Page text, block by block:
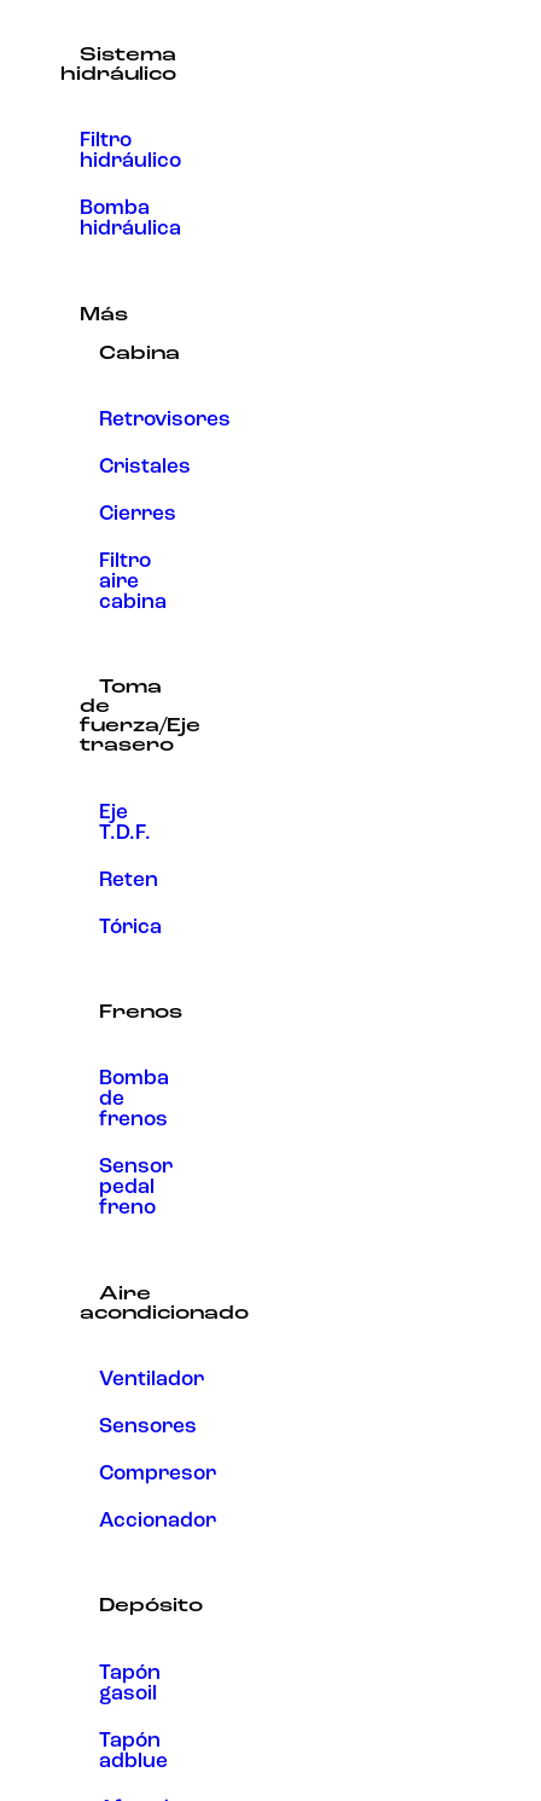
Sistema
hidráulico
Filtro
hidráulico
Bomba
hidráulica
Más
Cabina
Retrovisores
Cristales
Cierres
Filtro
aire
cabina
Toma
de
fuerza/Eje
trasero
Eje
T.D.F.
Reten
Tórica
Frenos
Bomba
de
frenos
Sensor
pedal
freno
Aire
acondicionado
Ventilador
Sensores
Compresor
Accionador
Depósito
Tapón
gasoil
Tapón
adblue